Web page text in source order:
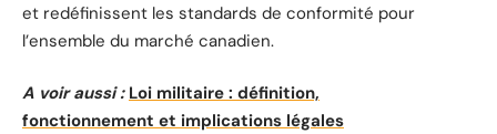
et redéfinissent les standards de conformité pour
l’ensemble du marché canadien.
A voir aussi : Loi militaire : définition,
fonctionnement et implications légales